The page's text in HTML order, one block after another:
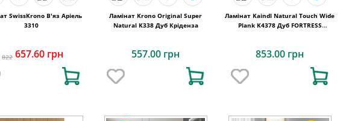
SwissKrono В'яз Аріель
3310
822 657.60 грн
Ламінат Krono Original Super
Natural K338 Дуб Кріденза
557.00 грн
Ламінат Kaindl Natural Touch Wide
Plank K4378 Дуб FORTRESS
853.00 грн